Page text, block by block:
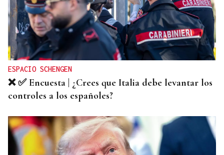
ESPACIO SCHENGEN
❌ ✅ Encuesta | ¿Crees que Italia debe levantar los
controles a los españoles?